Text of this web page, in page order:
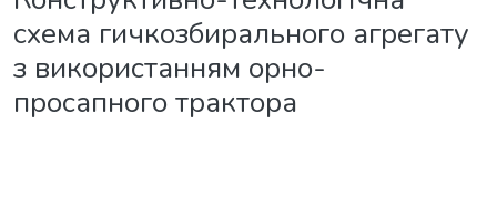
схема гичкозбирального агрегату
з використанням орно-
просапного трактора